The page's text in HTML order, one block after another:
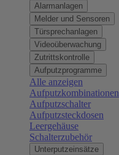
Alarmanlagen
Melder und Sensoren
Türsprechanlagen
Videoüberwachung
Zutrittskontrolle
Aufputzprogramme
Alle anzeigen
Aufputzkombinationen
Aufputzschalter
Aufputzsteckdosen
Leergehäuse
Schalterzubehör
Unterputzeinsätze